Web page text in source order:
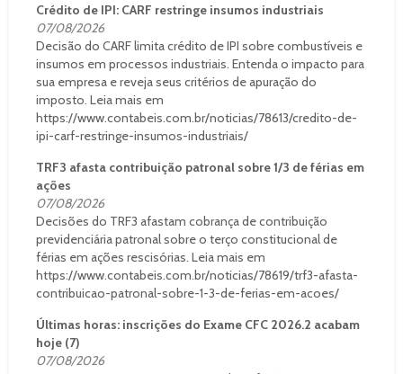
Crédito de IPI: CARF restringe insumos industriais
07/08/2026
Decisão do CARF limita crédito de IPI sobre combustíveis e
insumos em processos industriais. Entenda o impacto para
sua empresa e reveja seus critérios de apuração do
imposto. Leia mais em
https://www.contabeis.com.br/noticias/78613/credito-de-
ipi-carf-restringe-insumos-industriais/
TRF3 afasta contribuição patronal sobre 1/3 de férias em
ações
07/08/2026
Decisões do TRF3 afastam cobrança de contribuição
previdenciária patronal sobre o terço constitucional de
férias em ações rescisórias. Leia mais em
https://www.contabeis.com.br/noticias/78619/trf3-afasta-
contribuicao-patronal-sobre-1-3-de-ferias-em-acoes/
Últimas horas: inscrições do Exame CFC 2026.2 acabam
hoje (7)
07/08/2026